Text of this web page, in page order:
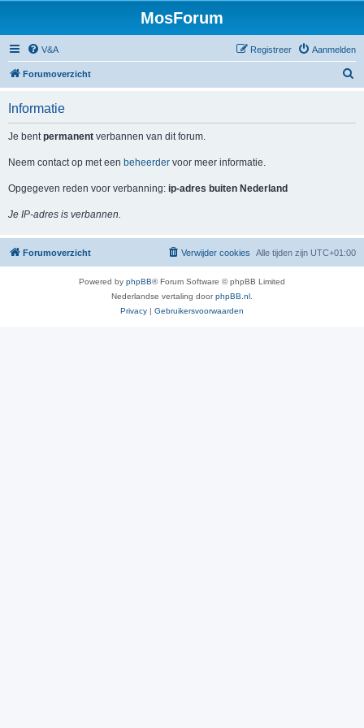
MosForum
V&A Aanmelden
Registreer
Forumoverzicht
Informatie
Je bentpermanent verbannen van dit forum.
Neem contact op met een beheerder voor meer informatie.
Opgegeven reden voor verbanning: ip-adres buiten Nederland
Je IP-adres is verbannen.
Forumoverzicht Alle tijden zijn UTC+01:00
Verwijder cookies
Powered by phpBB® Forum Software © phpBB Limited
Nederlandse vertaling doorphpBB.nl
Privacy | Gebruikersvoorwaarden